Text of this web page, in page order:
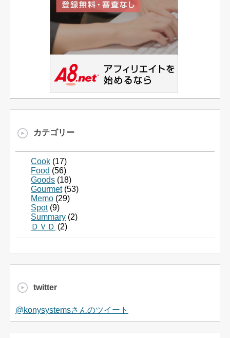
カテゴリー
Cook (17)
Food (56)
Goods (18)
Gourmet(53)
Memo (29)
Spot(9)
Summary (2)
ＤＶＤ (2)
twitter
@konysystemsさんのツイート